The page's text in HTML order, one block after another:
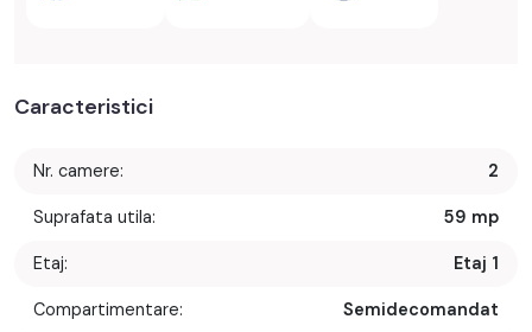
Caracteristici
Nr. camere: 2
Suprafata utila: 59 mp
Etaj: Etaj 1
Compartimentare: Semidecomandat